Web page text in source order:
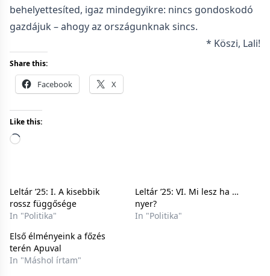
behelyettesíted, igaz mindegyikre: nincs gondoskodó
gazdájuk – ahogy az országunknak sincs.
* Köszi, Lali!
Share this:
Facebook X
Like this:
a
d
i
n
g
Leltár ’25: I. A kisebbik
rossz függősége
In "Politika"
Leltár ’25: VI. Mi lesz ha …
nyer?
In "Politika"
Első élményeink a főzés
terén Apuval
In "Máshol írtam"